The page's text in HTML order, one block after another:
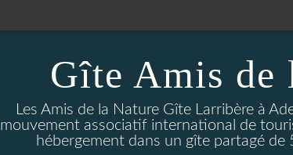
Gîte Amis de
Les Amis de la Nature Gîte Larribère à
mouvement associatif international de
hébergement dans un gîte partagé